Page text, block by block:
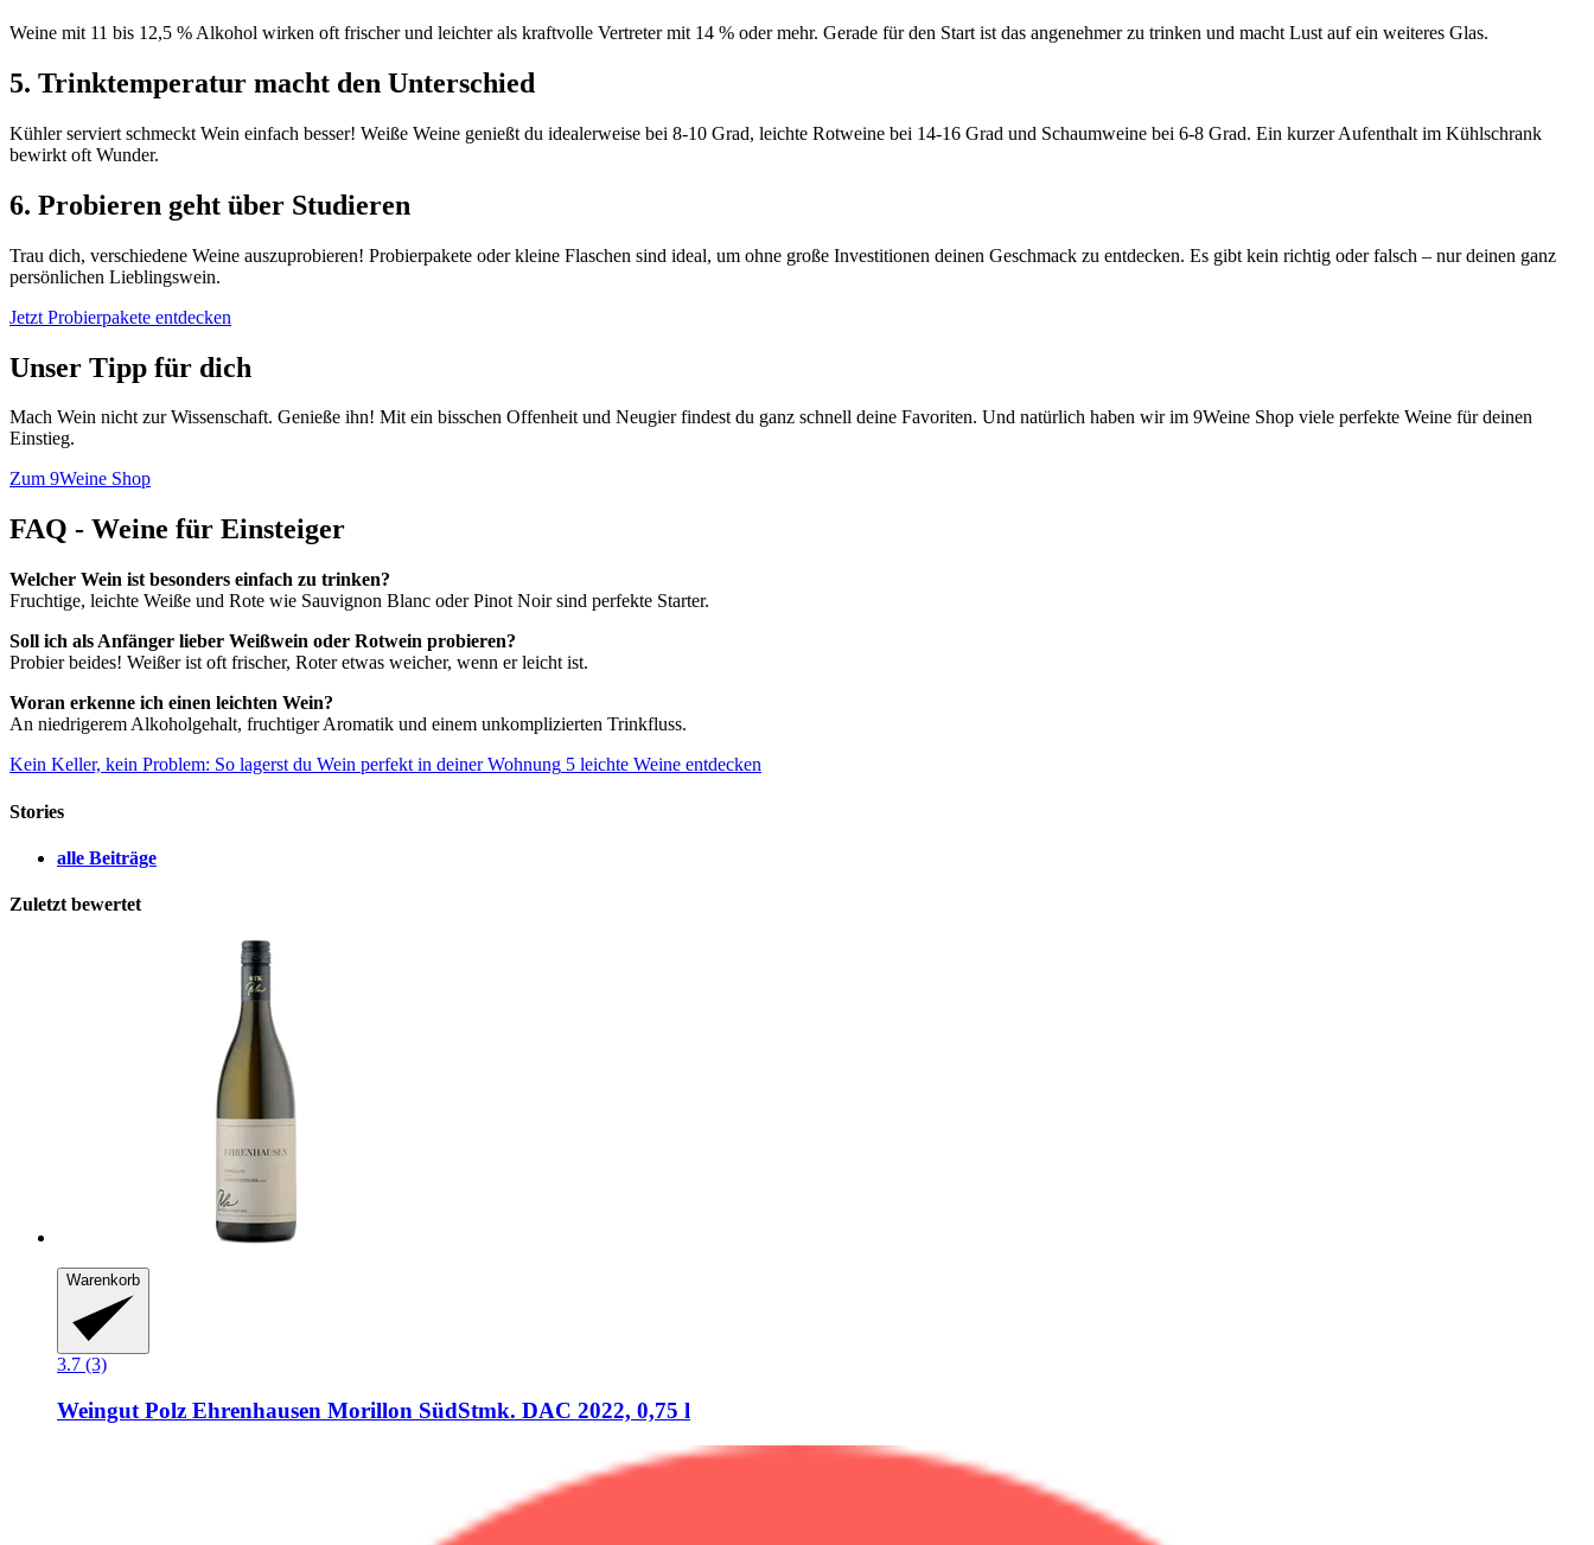
Weine mit 11 bis 12,5 % Alkohol wirken oft frischer und leichter als kraftvolle Vertreter mit 14 % oder mehr. Gerade für den Start ist das angenehmer zu trinken und macht Lust auf ein weiteres Glas.
5. Trinktemperatur macht den Unterschied
Kühler serviert schmeckt Wein einfach besser! Weiße Weine genießt du idealerweise bei 8-10 Grad, leichte Rotweine bei 14-16 Grad und Schaumweine bei 6-8 Grad. Ein kurzer Aufenthalt im Kühlschrank
bewirkt oft Wunder.
6. Probieren geht über Studieren
Trau dich, verschiedene Weine auszuprobieren! Probierpakete oder kleine Flaschen sind ideal, um ohne große Investitionen deinen Geschmack zu entdecken. Es gibt kein richtig oder falsch – nur deinen ganz
persönlichen Lieblingswein.
Jetzt Probierpakete entdecken
Unser Tipp für dich
Mach Wein nicht zur Wissenschaft. Genieße ihn! Mit ein bisschen Offenheit und Neugier findest du ganz schnell deine Favoriten. Und natürlich haben wir im 9Weine Shop viele perfekte Weine für deinen
Einstieg.
Zum 9Weine Shop
FAQ - Weine für Einsteiger
Welcher Wein ist besonders einfach zu trinken?
Fruchtige, leichte Weiße und Rote wie Sauvignon Blanc oder Pinot Noir sind perfekte Starter.
Soll ich als Anfänger lieber Weißwein oder Rotwein probieren?
Probier beides! Weißer ist oft frischer, Roter etwas weicher, wenn er leicht ist.
Woran erkenne ich einen leichten Wein?
An niedrigerem Alkoholgehalt, fruchtiger Aromatik und einem unkomplizierten Trinkfluss.
Kein Keller, kein Problem: So lagerst du Wein perfekt in deiner Wohnung 5 leichte Weine entdecken
Stories
alle Beiträge
Zuletzt bewertet
Warenkorb
3.7 (3)
Weingut Polz Ehrenhausen Morillon SüdStmk. DAC 2022, 0,75 l